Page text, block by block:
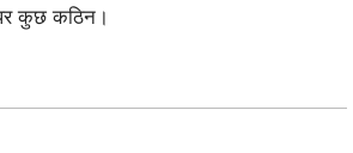
कुछ कठिन।